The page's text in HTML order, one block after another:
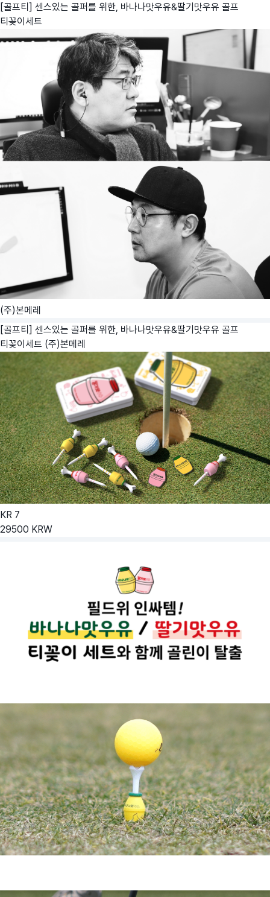
[골프티] 센스있는 골퍼를 위한, 바나나맛우유&딸기맛우유 골프
티꽂이세트
(주)본메레
[골프티] 센스있는 골퍼를 위한, 바나나맛우유&딸기맛우유 골프
티꽂이세트 (주)본메레
KR 7
29500 KRW